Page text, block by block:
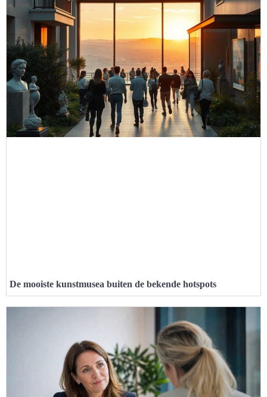
De mooiste kunstmusea buiten de bekende hotspots